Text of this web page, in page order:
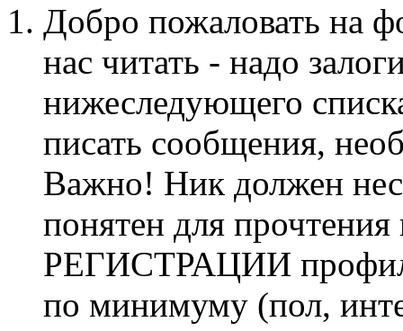
Добро пожаловать на
нас читать - надо
нижеследующего
писать сообщения,
Важно! Ник должен
понятен для
РЕГИСТРАЦИИ профиль
по минимуму (пол,